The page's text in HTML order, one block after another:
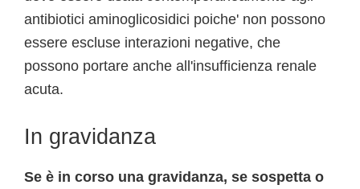
antibiotici aminoglicosidici poiche' non possono
essere escluse interazioni negative, che
possono portare anche all'insufficienza renale
acuta.
In gravidanza
Se è in corso una gravidanza, se sospetta o